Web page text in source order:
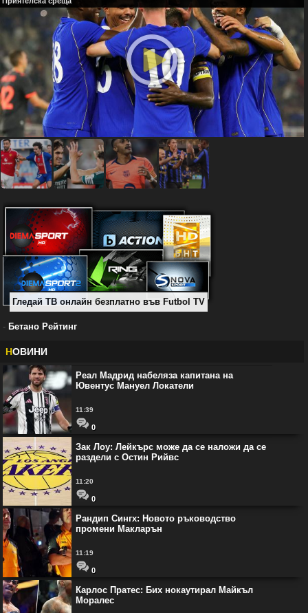
Гледай ТВ онлайн безплатно във Futbol TV
- Бетано Рейтинг
НОВИНИ
Реал Мадрид набеляза капитана на
Ювентус Мануел Локатели
11:39
0
Зак Лоу: Лейкърс може да се наложи да се
раздели с Остин Рийвс
11:20
0
Рандип Сингх: Новото ръководство
промени Макларън
11:19
0
Карлос Пратес: Бих нокаутирал Майкъл
Моралес